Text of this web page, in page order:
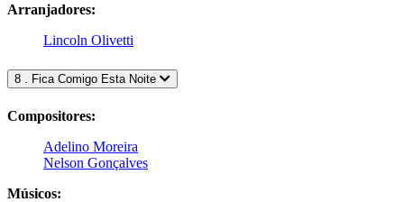
Arranjadores:
Lincoln Olivetti
8 . Fica Comigo Esta Noite
Compositores:
Adelino Moreira
Nelson Gonçalves
Músicos: